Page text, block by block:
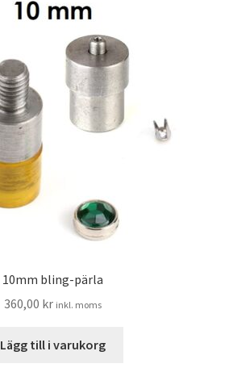
10mm bling-pärla
360,00 kr inkl. moms
Lägg till i varukorg